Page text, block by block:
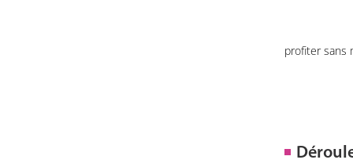
profiter sans